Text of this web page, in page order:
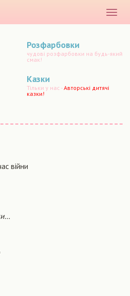
меню
Розфарбовки
чудові розфарбовки на будь-який
смак!
Казки
Тільки у нас -Авторські дитячі
казки!
війни